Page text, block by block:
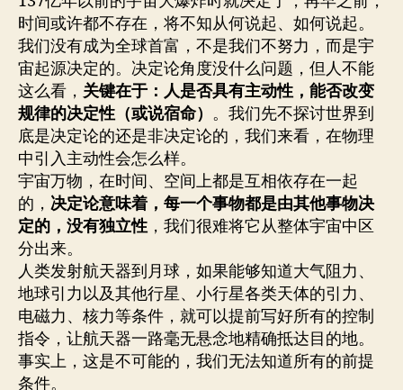
时间或许都不存在，将不知从何说起、如何说起。
我们没有成为全球首富，不是我们不努力，而是宇
宙起源决定的。决定论角度没什么问题，但人不能
这么看， 关键在于：人是否具有主动性，能否改变
规律的决定性（或说宿命） 。我们先不探讨世界到
底是决定论的还是非决定论的，我们来看，在物理
中引入主动性会怎么样。
宇宙万物，在时间、空间上都是互相依存在一起
的， 决定论意味着，每一个事物都是由其他事物决
定的，没有独立性 ，我们很难将它从整体宇宙中区
分出来。
人类发射航天器到月球，如果能够知道大气阻力、
地球引力以及其他行星、小行星各类天体的引力、
电磁力、核力等条件，就可以提前写好所有的控制
指令，让航天器一路毫无悬念地精确抵达目的地。
事实上，这是不可能的，我们无法知道所有的前提
条件。